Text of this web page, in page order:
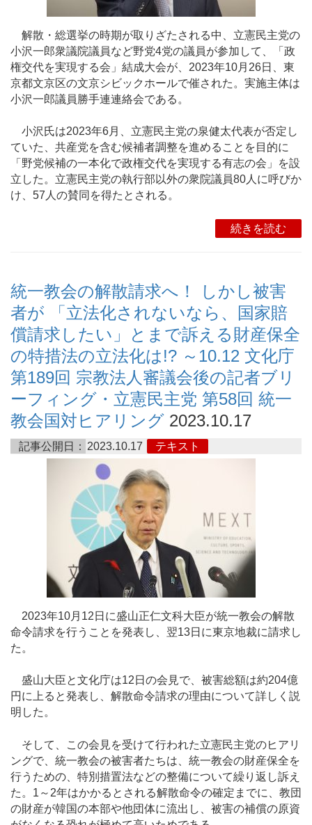
解散・総選挙の時期が取りざたされる中、立憲民主党の
小沢一郎衆議院議員など野党4党の議員が参加して、「政
権交代を実現する会」結成大会が、2023年10月26日、東
京都文京区の文京シビックホールで催された。実施主体は
小沢一郎議員勝手連連絡会である。
小沢氏は2023年6月、立憲民主党の泉健太代表が否定し
ていた、共産党を含む候補者調整を進めることを目的に
「野党候補の一本化で政権交代を実現する有志の会」を設
立した。立憲民主党の執行部以外の衆院議員80人に呼びか
け、57人の賛同を得たとされる。
続きを読む
統一教会の解散請求へ！ しかし被害
者が 「立法化されないなら、国家賠
償請求したい」とまで訴える財産保全
の特措法の立法化は!? ～10.12 文化庁
第189回 宗教法人審議会後の記者ブリ
ーフィング・立憲民主党 第58回 統一
教会国対ヒアリング 2023.10.17
記事公開日： 2023.10.17 テキスト
2023年10月12日に盛山正仁文科大臣が統一教会の解散
命令請求を行うことを発表し、翌13日に東京地裁に請求し
た。
盛山大臣と文化庁は12日の会見で、被害総額は約204億
円に上ると発表し、解散命令請求の理由について詳しく説
明した。
そして、この会見を受けて行われた立憲民主党のヒアリ
ングで、統一教会の被害者たちは、統一教会の財産保全を
行うための、特別措置法などの整備について繰り返し訴え
た。1～2年はかかるとされる解散命令の確定までに、教団
の財産が韓国の本部や他団体に流出し、被害の補償の原資